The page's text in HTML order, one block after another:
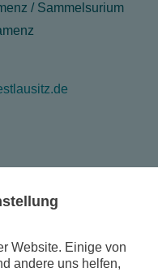
/ Sammelsurium
Website. Einige von
andere uns helfen,